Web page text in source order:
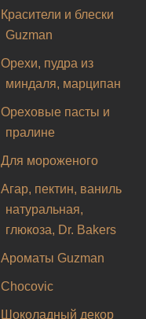
Красители и блески
Guzman
Орехи, пудра из
миндаля, марципан
Ореховые пасты и
пралине
Для мороженого
Агар, пектин, ваниль
натуральная,
глюкоза, Dr. Bakers
Ароматы Guzman
Chocovic
Шоколадный декор